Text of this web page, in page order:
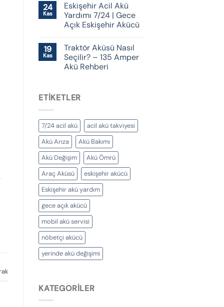
24
Kas
Eskişehir Acil Akü
Yardımı 7/24 | Gece
Açık Eskişehir Akücü
19
Kas
Traktör Aküsü Nasıl
Seçilir? – 135 Amper
Akü Rehberi
ETIKETLER
7/24 acil akü
acil akü takviyesi
Akü Arıza
Akü Bakımı
Akü Değişim
Akü Ömrü
Araç Aküsü
eskişehir akücü
Eskişehir akü yardım
gece açık akücü
mobil akü servisi
nöbetçi akücü
yerinde akü değişimi
KATEGORILER